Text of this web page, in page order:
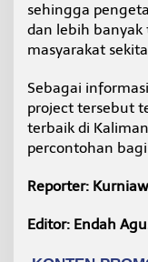
sehingga
dan lebih
masyarakat
Sebagai
project tersebut
terbaik di
percontohan
Reporter:
Editor: Endah